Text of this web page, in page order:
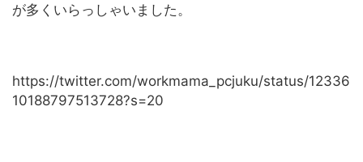
が多くいらっしゃいました。
https://twitter.com/workmama_pcjuku/status/12336
10188797513728?s=20